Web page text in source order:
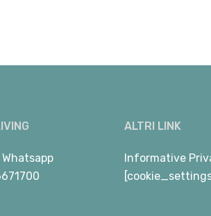
Whatsapp
ALTRI LINK
Informative